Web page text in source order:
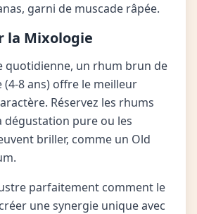
garni de muscade râpée.
la Mixologie
quotidienne, un rhum brun de
8 ans) offre le meilleur
Réservez les rhums
dégustation pure ou les
briller, comme un Old
parfaitement comment le
une synergie unique avec